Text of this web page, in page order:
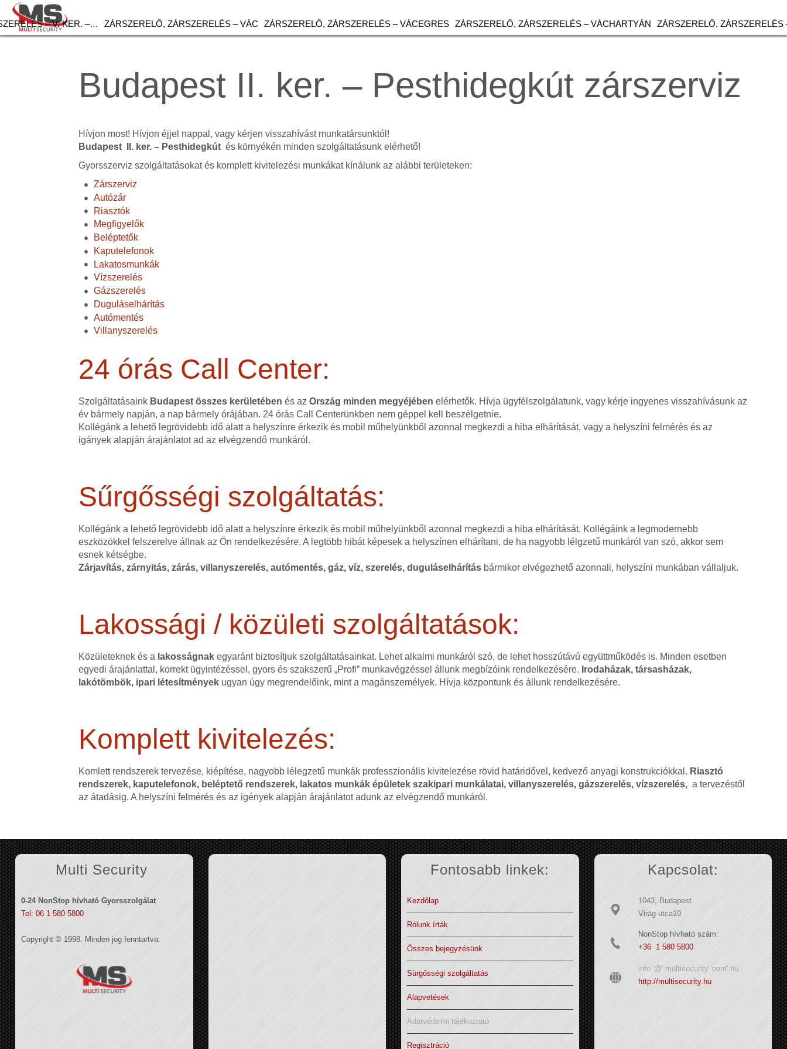
– V. KER. –… ZÁRSZERELŐ, ZÁRSZERELÉS – VÁC ZÁRSZERELŐ, ZÁRSZERELÉS – VÁCEGRES ZÁRSZERELŐ, ZÁRSZERELÉS – VÁCHARTYÁN ZÁRSZERELŐ, ZÁRSZERELÉS
Budapest II. ker. – Pesthidegkút zárszerviz
Hívjon most! Hívjon éjjel nappal, vagy kérjen visszahívást munkatársunktól!
Budapest II. ker. – Pesthidegkút és környékén minden szolgáltatásunk elérhető!
Gyorsszerviz szolgáltatásokat és komplett kivitelezési munkákat kínálunk az alábbi területeken:
Zárszerviz
Autózár
Riasztók
Megfigyelők
Beléptetők
Kaputelefonok
Lakatosmunkák
Vízszerelés
Gázszerelés
Duguláselhárítás
Autómentés
Villanyszerelés
24 órás Call Center:
Szolgáltatásaink Budapest összes kerületében és azOrszág minden megyéjében elérhetők. Hívja ügyfélszolgálatunk, vagy kérje ingyenes visszahívásunk az
év bármely napján, a nap bármely órájában. 24 órás Call Centerünkben nem géppel kell beszélgetnie.
Kollégánk a lehető legrövidebb idő alatt a helyszínre érkezik és mobil műhelyünkből azonnal megkezdi a hiba elhárítását, vagy a helyszíni felmérés és az
igányek alapján árajánlatot ad az elvégzendő munkáról.
Sűrgősségi szolgáltatás:
Kollégánk a lehető legrövidebb idő alatt a helyszínre érkezik és mobil műhelyünkből azonnal megkezdi a hiba elhárítását. Kollégáink a legmodernebb
eszközökkel felszerelve állnak az Ön rendelkezésére. A legtöbb hibát képesek a helyszínen elhárítani, de ha nagyobb lélgzetű munkáról van szó, akkor sem
esnek kétségbe.
Zárjavítás, zárnyitás, zárás, villanyszerelés, autómentés, gáz, víz, szerelés, duguláselhárítás bármikor elvégezhető azonnali, helyszíni munkában vállaljuk.
Lakossági / közületi szolgáltatások:
Közületeknek és a lakosságnak egyaránt biztosítjuk szolgáltatásainkat. Lehet alkalmi munkáról szó, de lehet hosszútávú együttműködés is. Minden esetben
egyedi árajánlattal, korrekt ügyintézéssel, gyors és szakszerű „Profi” munkavégzéssel állunk megbízóink rendelkezésére. Irodaházak, társasházak,
lakótömbök, ipari létesítmények ugyan úgy megrendelőink, mint a magánszemélyek. Hívja központunk és állunk rendelkezésére.
Komplett kivitelezés:
Komlett rendszerek tervezése, kiépítése, nagyobb lélegzetű munkák professzionális kivitelezése rövid határidővel, kedvező anyagi konstrukciókkal. Riasztó
rendszerek, kaputelefonok, beléptető rendszerek, lakatos munkák épületek szakipari munkálatai, villanyszerelés, gázszerelés, vízszerelés, a tervezéstől
az átadásig. A helyszíni felmérés és az igények alapján árajánlatot adunk az elvégzendő munkáról.
Multi Security
0-24 NonStop hívható Gyorsszolgálat
Tel: 06 1 580 5800
Copyright © 1998. Minden jog fenntartva.
Fontosabb linkek:
Kezdőlap
Rólunk írták
Összes bejegyzésünk
Sürgősségi szolgáltatás
Alapvetések
Adatvédelmi tájékoztató
Regisztráció
Kapcsolat:
1043, Budapest
Virág utca19.
NonStop hívható szám:
+36 1 580 5800
info '@' multisecurity 'pont' hu
http://multisecurity.hu